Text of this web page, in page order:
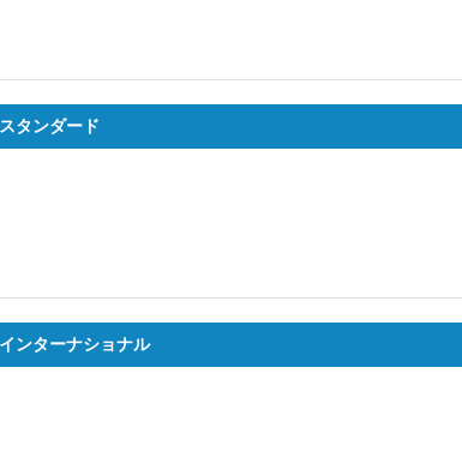
タンダード
ンターナショナル